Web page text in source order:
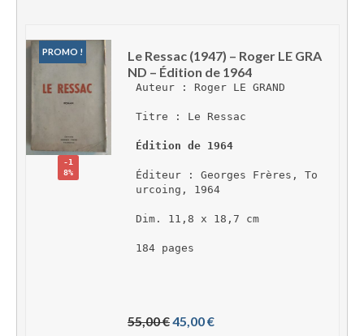
PROMO !
-1
8%
Le Ressac (1947) – Roger LE GRA
ND – Édition de 1964
Auteur : Roger LE GRAND
Titre : Le Ressac
Édition de 1964
Éditeur : Georges Frères, To
urcoing, 1964
Dim. 11,8 x 18,7 cm
184 pages
55,00 €L
45,00 €L